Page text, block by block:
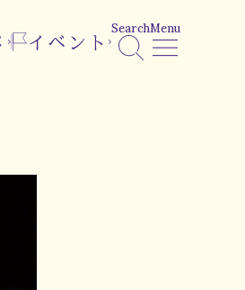
イベント
SearchMenu